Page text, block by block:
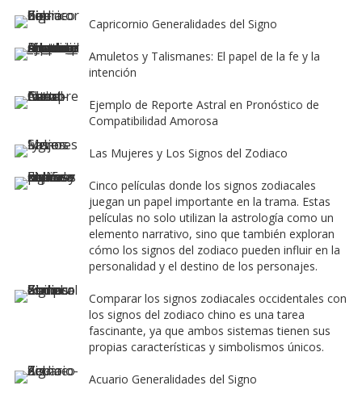
Capricornio Generalidades del Signo
Amuletos y Talismanes: El papel de la fe y la
intención
Ejemplo de Reporte Astral en Pronóstico de
Compatibilidad Amorosa
Las Mujeres y Los Signos del Zodiaco
Cinco películas donde los signos zodiacales
juegan un papel importante en la trama. Estas
películas no solo utilizan la astrología como un
elemento narrativo, sino que también exploran
cómo los signos del zodiaco pueden influir en la
personalidad y el destino de los personajes.
Comparar los signos zodiacales occidentales con
los signos del zodiaco chino es una tarea
fascinante, ya que ambos sistemas tienen sus
propias características y simbolismos únicos.
Acuario Generalidades del Signo